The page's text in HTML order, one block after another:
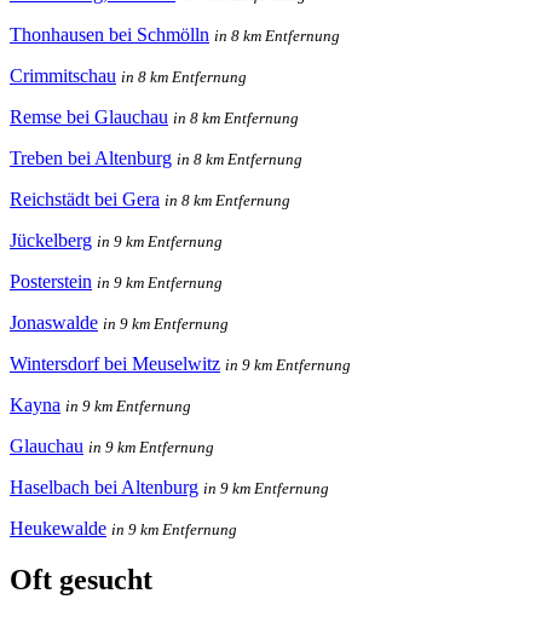
Thonhausen bei Schmölln in 8 km Entfernung
Crimmitschau in 8 km Entfernung
Remse bei Glauchau in 8 km Entfernung
Treben bei Altenburg in 8 km Entfernung
Reichstädt bei Gera in 8 km Entfernung
Jückelberg in 9 km Entfernung
Posterstein in 9 km Entfernung
Jonaswalde in 9 km Entfernung
Wintersdorf bei Meuselwitz in 9 km Entfernung
Kayna in 9 km Entfernung
Glauchau in 9 km Entfernung
Haselbach bei Altenburg in 9 km Entfernung
Heukewalde in 9 km Entfernung
Oft gesucht